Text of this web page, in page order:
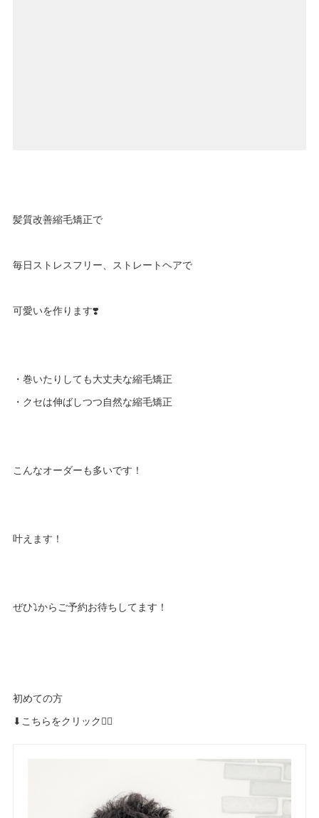
髪質改善縮毛矯正で
毎日ストレスフリー、ストレートヘアで
可愛いを作ります❣️
・巻いたりしても大丈夫な縮毛矯正
・クセは伸ばしつつ自然な縮毛矯正
こんなオーダーも多いです！
叶えます！
ぜひ⤵︎からご予約お待ちしてます！
初めての方
⬇︎こちらをクリック🙆‍♀️